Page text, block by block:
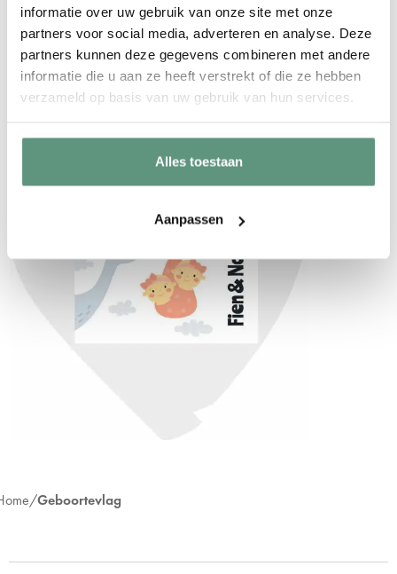
informatie over uw gebruik van onze site met onze
partners voor social media, adverteren en analyse. Deze
partners kunnen deze gegevens combineren met andere
informatie die u aan ze heeft verstrekt of die ze hebben
verzameld op basis van uw gebruik van hun services.
Alles toestaan
Aanpassen
kleuren:
Roze
Mintgroen
Paars
Geboortevlag